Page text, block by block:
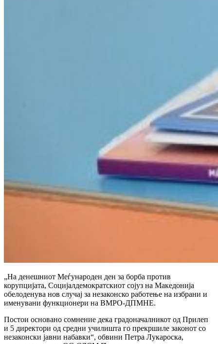
„На денешниот Меѓународен ден за борба против
корупцијата, Социјалдемократскиот сојуз на Македонија
обелоденува нов случај за незаконско работење на избрани и
именувани функционери на ВМРО-ДПМНЕ.
Постои основано сомнение дека градоначалникот од Прилеп
и 5 директори од средни училишта го прекршиле законот со
незаконски јавни набавки“, обвини Петра Лукароска,